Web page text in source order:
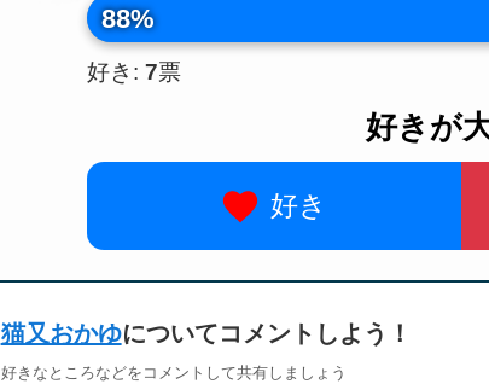
88%
好き: 7票
好きが
好き
猫又おかゆについてコメントしよう！
好きなところなどをコメントして共有しましょう